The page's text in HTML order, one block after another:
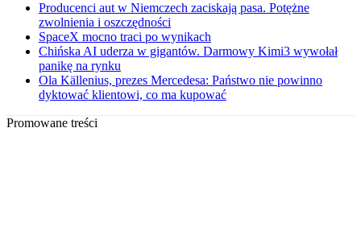
Producenci aut w Niemczech zaciskają pasa. Potężne
zwolnienia i oszczędności
SpaceX mocno traci po wynikach
Chińska AI uderza w gigantów. Darmowy Kimi3 wywołał
panikę na rynku
Ola Källenius, prezes Mercedesa: Państwo nie powinno
dyktować klientowi, co ma kupować
Promowane treści